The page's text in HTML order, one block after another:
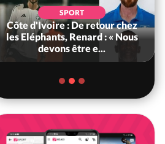
SPORT
Côte d'Ivoire : De retour chez
les Eléphants, Renard : « Nous
devons être e...